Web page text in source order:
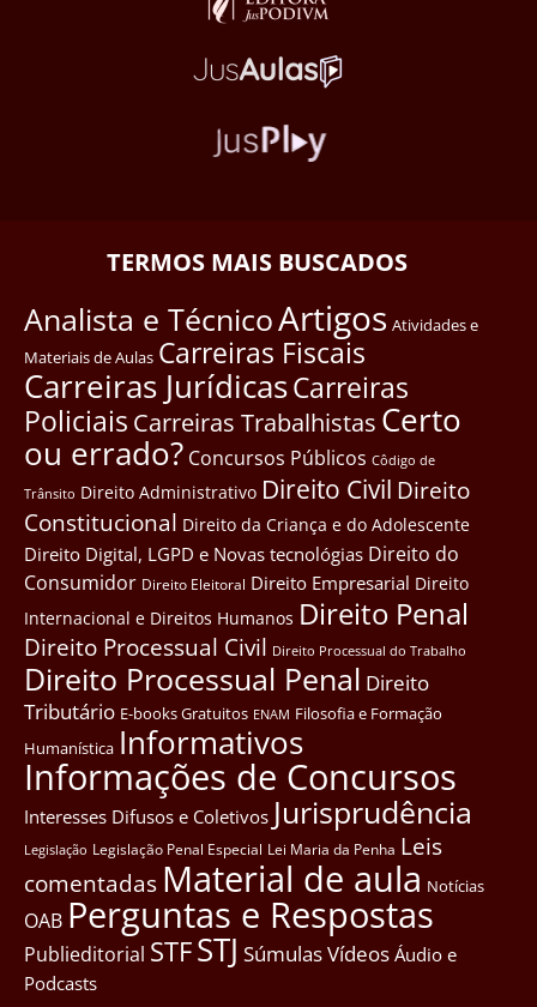
TERMOS MAIS BUSCADOS
Analista e TécnicoArtigos Atividades e
Materiais de Aulas Carreiras Fiscais
Carreiras JurídicasCarreiras
Policiais Carreiras Trabalhistas Certo
ou errado? Concursos Públicos Côdigo de
Trânsito Direito Administrativo Direito Civil Direito
Constitucional Direito da Criança e do Adolescente
Direito Digital, LGPD e Novas tecnológias Direito do
Consumidor Direito Eleitoral Direito Empresarial Direito
Internacional e Direitos Humanos Direito Penal
Direito Processual Civil Direito Processual do Trabalho
Direito Processual Penal Direito
Tributário E-books Gratuitos ENAM Filosofia e Formação
Humanística Informativos
Informações de Concursos
Interesses Difusos e Coletivos Jurisprudência
Legislação Legislação Penal Especial Lei Maria da Penha Leis
comentadas Material de aula Notícias
OAB Perguntas e Respostas
Publieditorial STFSTJ SúmulasVídeos Áudio e
Podcasts